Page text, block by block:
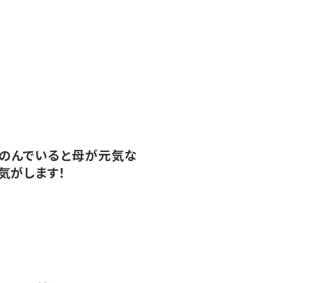
んでいると母が元気な
がします！